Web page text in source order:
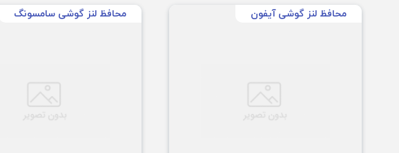
محافظ لنز گوشی آیفون محافظ لنز گوشی سامسونگ